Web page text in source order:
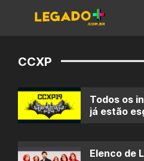
CCXP
Todos os
já estão
Elenco de